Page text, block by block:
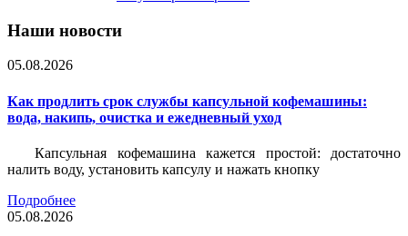
Наши новости
05.08.2026
Как продлить срок службы капсульной кофемашины:
вода, накипь, очистка и ежедневный уход
Капсульная кофемашина кажется простой: достаточно
налить воду, установить капсулу и нажать кнопку
Подробнее
05.08.2026